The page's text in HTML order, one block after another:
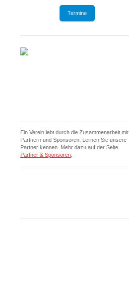
Termine
Ein Verein lebt durch die Zusammenarbeit mit
Partnern und Sponsoren. Lernen Sie unsere
Partner kennen. Mehr dazu auf der Seite
Partner & Sponsoren